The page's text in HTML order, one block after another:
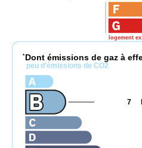
logement
* Dont émissions de gaz à
peu d'émissions de CO2
7